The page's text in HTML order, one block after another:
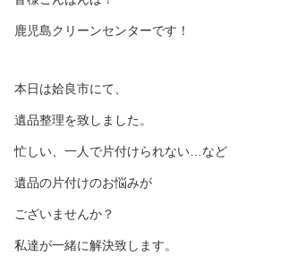
鹿児島クリーンセンターです！
本日は姶良市にて、
遺品整理を致しました。
忙しい、一人で片付けられない…など
遺品の片付けのお悩みが
ございませんか？
私達が一緒に解決致します。